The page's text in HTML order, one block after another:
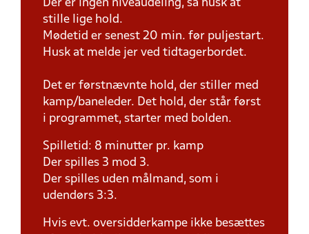
Der er ingen niveaudeling, så husk at
stille lige hold.
Mødetid er senest 20 min. før puljestart.
Husk at melde jer ved tidtagerbordet.
Det er førstnævnte hold, der stiller med
kamp/baneleder. Det hold, der står først
i programmet, starter med bolden.
Spilletid: 8 minutter pr. kamp
Der spilles 3 mod 3.
Der spilles uden målmand, som i
udendørs 3:3.
Hvis evt. oversidderkampe ikke besættes